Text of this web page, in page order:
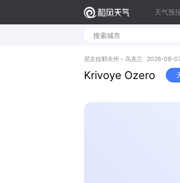
天气预
尼古拉耶夫州 - 乌克兰 2026-08-
Krivoye Ozero